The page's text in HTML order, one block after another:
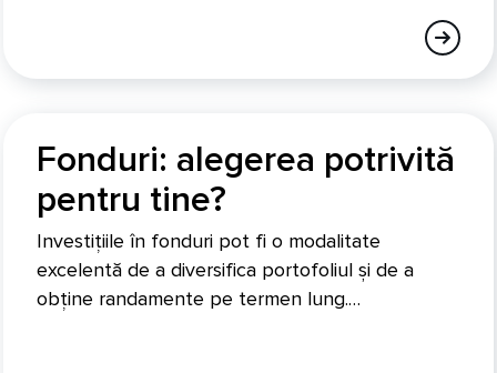
Fonduri: alegerea potrivită
pentru tine?
Investițiile în fonduri pot fi o modalitate
excelentă de a diversifica portofoliul și de a
obține randamente pe termen lung.…